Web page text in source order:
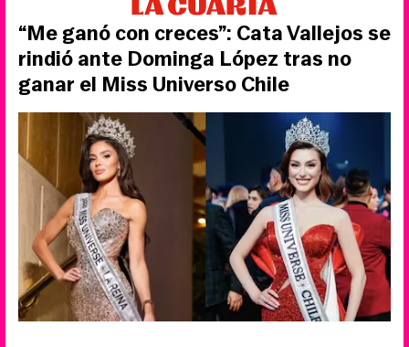
“Me ganó con creces”: Cata Vallejos se
rindió ante Dominga López tras no
ganar el Miss Universo Chile